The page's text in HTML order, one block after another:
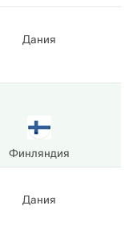
Дания
Финляндия
Дания